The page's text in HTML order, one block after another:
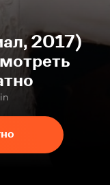
2017)